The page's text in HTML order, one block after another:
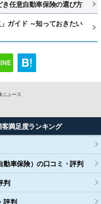
き任意自動車保険の選び方
ガイド ～知っておきたい
ニュース
満足度ランキング
動車保険）の口コミ・評判
判
評判